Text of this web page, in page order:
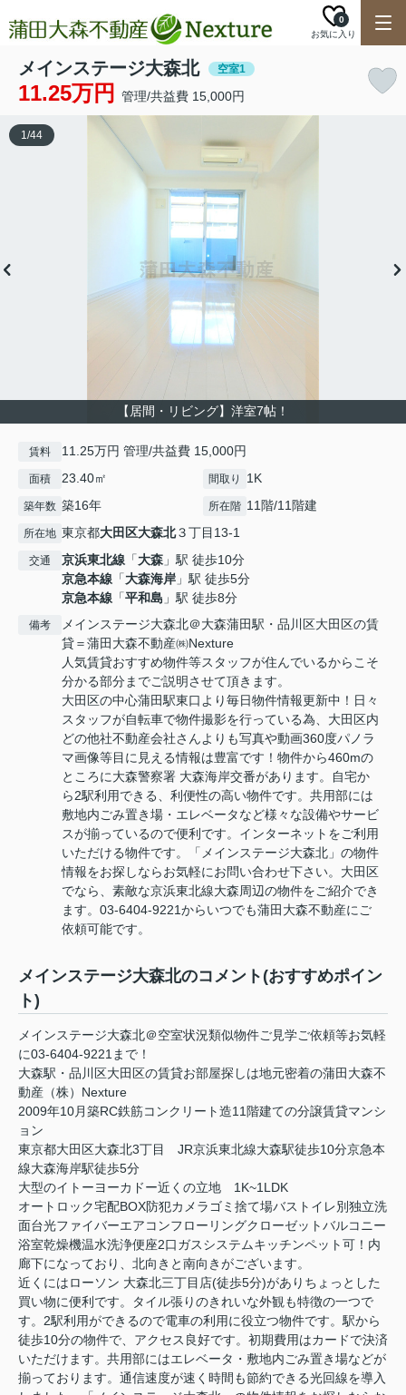
お気に入り
0
メインステージ大森北 空室1
11.25万円 管理/共益費 15,000円
【居間・リビング】洋室7帖！
1/44
賃料 11.25万円 管理/共益費 15,000円
面積 23.40㎡ 間取り 1K
築年数 築16年 所在階 11階/11階建
所在地 東京都大田区大森北３丁目13-1
交通 京浜東北線 「大森 」駅 徒歩10分
京急本線 「大森海岸 」駅 徒歩5分
京急本線 「平和島 」駅 徒歩8分
備考
メインステージ大森北＠大森蒲田駅・品川区大田区の賃
貸＝蒲田大森不動産㈱Nexture
人気賃貸おすすめ物件等スタッフが住んでいるからこそ
分かる部分までご説明させて頂きます。
大田区の中心蒲田駅東口より毎日物件情報更新中！日々
スタッフが自転車で物件撮影を行っている為、大田区内
どの他社不動産会社さんよりも写真や動画360度パノラ
マ画像等目に見える情報は豊富です！物件から460mの
ところに大森警察署 大森海岸交番があります。自宅か
ら2駅利用できる、利便性の高い物件です。共用部には
敷地内ごみ置き場・エレベータなど様々な設備やサービ
スが揃っているので便利です。インターネットをご利用
いただける物件です。「メインステージ大森北」の物件
情報をお探しならお気軽にお問い合わせ下さい。大田区
でなら、素敵な京浜東北線大森周辺の物件をご紹介でき
ます。03-6404-9221からいつでも蒲田大森不動産にご
依頼可能です。
メインステージ大森北のコメント(おすすめポイン
ト)
メインステージ大森北＠空室状況類似物件ご見学ご依頼等お気軽
に03-6404-9221まで！
大森駅・品川区大田区の賃貸お部屋探しは地元密着の蒲田大森不
動産（株）Nexture
2009年10月築RC鉄筋コンクリート造11階建ての分譲賃貸マンシ
ョン
東京都大田区大森北3丁目 JR京浜東北線大森駅徒歩10分京急本
線大森海岸駅徒歩5分
大型のイトーヨーカドー近くの立地 1K~1LDK
オートロック宅配BOX防犯カメラゴミ捨て場バストイレ別独立洗
面台光ファイバーエアコンフローリングクローゼットバルコニー
浴室乾燥機温水洗浄便座2口ガスシステムキッチンペット可！内
廊下になっており、北向きと南向きがございます。
近くにはローソン 大森北三丁目店(徒歩5分)がありちょっとした
買い物に便利です。タイル張りのきれいな外観も特徴の一つで
す。2駅利用ができるので電車の利用に役立つ物件です。駅から
徒歩10分の物件で、アクセス良好です。初期費用はカードで決済
いただけます。共用部にはエレベータ・敷地内ごみ置き場などが
揃っております。通信速度が速く時間も節約できる光回線を導入